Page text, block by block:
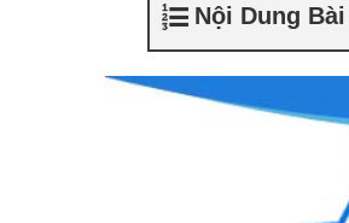
Nội Dung